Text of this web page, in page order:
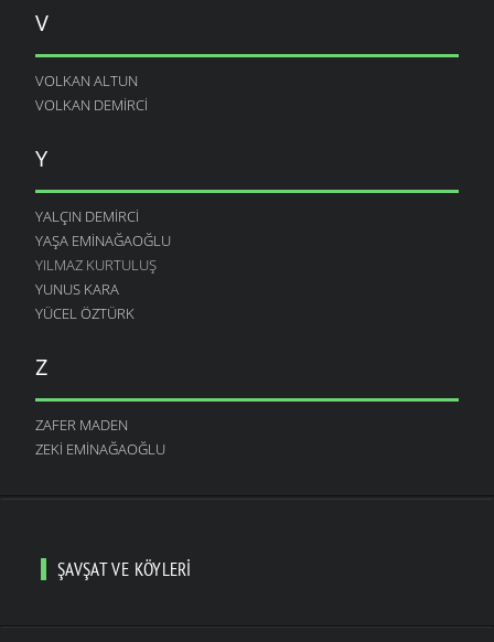
V
VOLKAN ALTUN
VOLKAN DEMIRCI
Y
YALÇIN DEMIRCI
YAŞA EMINAĞAOĞLU
YILMAZ KURTULUŞ
YUNUS KARA
YÜCEL ÖZTÜRK
Z
ZAFER MADEN
ZEKI EMINAĞAOĞLU
ŞAVŞAT VE KÖYLERI